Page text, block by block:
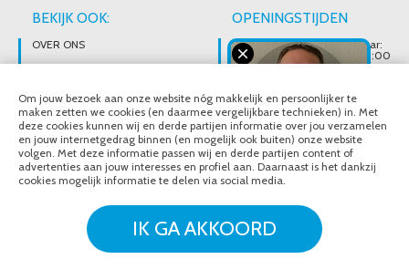
BEKIJK OOK:
OVER ONS
VACATURES
OPENINGSTIJDEN
Wij zijn telefonisch bereikbaar:
Maandag tot vrijdag van 08:00
t/m 17:00 uur
particuliere verkoop.
Afhalen van materialen is
alleen mogelijk na telefonisch
contact.
Over ons
Brochures
Vacatures
Om jouw bezoek aan onze website nóg makkelijk en persoonlijker te
maken zetten we cookies (en daarmee vergelijkbare technieken) in. Met
deze cookies kunnen wij en derde partijen informatie over jou verzamelen
en jouw internetgedrag binnen (en mogelijk ook buiten) onze website
volgen. Met deze informatie passen wij en derde partijen content of
advertenties aan jouw interesses en profiel aan. Daarnaast is het dankzij
cookies mogelijk informatie te delen via social media.
IK GA AKKOORD